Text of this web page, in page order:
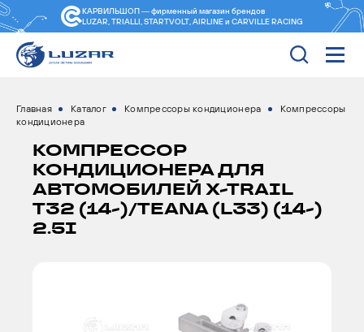
КАРВИЛЬШОП — фирменный магазин брендов
LUZAR, TRIALLI, STARTVOLT, AIRLINE и CARVILLE RACING
Главная Каталог Компрессоры кондиционера
Компрессоры
кондиционера
КОМПРЕССОР
КОНДИЦИОНЕРА ДЛЯ
АВТОМОБИЛЕЙ X-TRAIL
T32 (14-)/TEANA (L33) (14-)
2.5I